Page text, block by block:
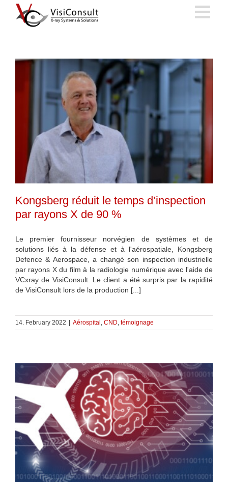
Kongsberg réduit le temps d’inspection
par rayons X de 90 %
Le premier fournisseur norvégien de systèmes et de
solutions liés à la défense et à l'aérospatiale, Kongsberg
Defence & Aerospace, a changé son inspection industrielle
par rayons X du film à la radiologie numérique avec l'aide de
VCxray de VisiConsult. Le client a été surpris par la rapidité
de VisiConsult lors de la production [...]
14. February 2022 Aérospital , CND, témoignage